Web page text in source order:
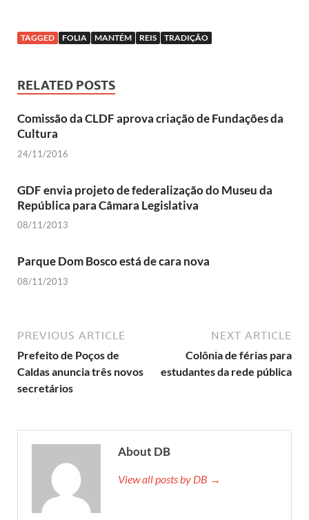
TAGGED FOLIA MANTÉM REIS TRADIÇÃO
RELATED POSTS
Comissão da CLDF aprova criação de Fundações da
Cultura
24/11/2016
GDF envia projeto de federalização do Museu da
República para Câmara Legislativa
08/11/2013
Parque Dom Bosco está de cara nova
08/11/2013
PREVIOUS ARTICLE
Prefeito de Poços de
Caldas anuncia três novos
secretários
NEXT ARTICLE
Colônia de férias para
estudantes da rede pública
About DB
View all posts by DB →